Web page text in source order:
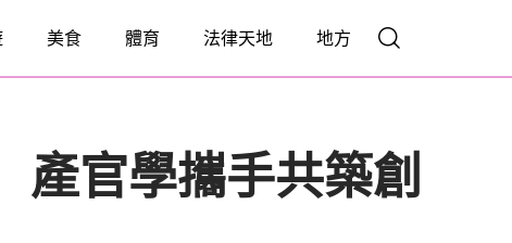
美食 體育 法律天地 地方
官學攜手共築創